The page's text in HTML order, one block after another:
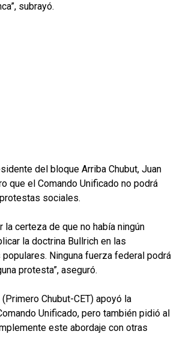
subrayó.
del bloque Arriba Chubut, Juan
que el Comando Unificado no podrá
sociales.
la certeza de que no había ningún
la doctrina Bullrich en las
Ninguna fuerza federal podrá
protesta”, aseguró.
Chubut-CET) apoyó la
Unificado, pero también pidió al
este abordaje con otras